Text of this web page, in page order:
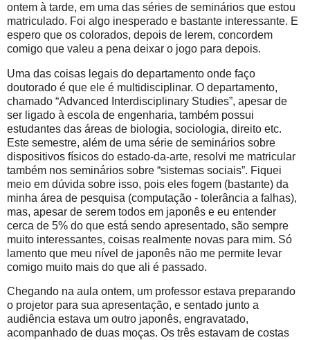
ontem à tarde, em uma das séries de seminários que estou
matriculado. Foi algo inesperado e bastante interessante. E
espero que os colorados, depois de lerem, concordem
comigo que valeu a pena deixar o jogo para depois.
Uma das coisas legais do departamento onde faço
doutorado é que ele é multidisciplinar. O departamento,
chamado “Advanced Interdisciplinary Studies”, apesar de
ser ligado à escola de engenharia, também possui
estudantes das áreas de biologia, sociologia, direito etc.
Este semestre, além de uma série de seminários sobre
dispositivos físicos do estado-da-arte, resolvi me matricular
também nos seminários sobre “sistemas sociais”. Fiquei
meio em dúvida sobre isso, pois eles fogem (bastante) da
minha área de pesquisa (computação - tolerância a falhas),
mas, apesar de serem todos em japonês e eu entender
cerca de 5% do que está sendo apresentado, são sempre
muito interessantes, coisas realmente novas para mim. Só
lamento que meu nível de japonês não me permite levar
comigo muito mais do que ali é passado.
Chegando na aula ontem, um professor estava preparando
o projetor para sua apresentação, e sentado junto a
audiência estava um outro japonês, engravatado,
acompanhado de duas moças. Os três estavam de costas